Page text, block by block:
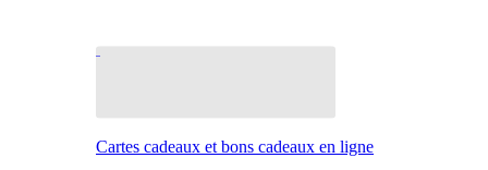
Cartes cadeaux et bons cadeaux en ligne